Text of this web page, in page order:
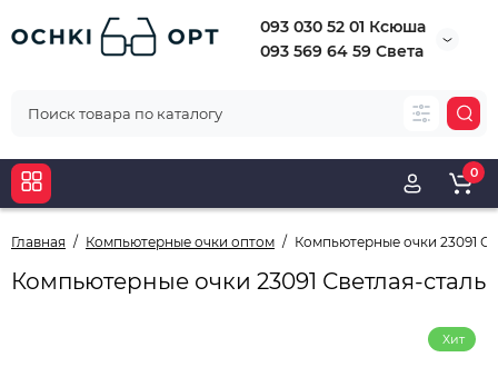
093 030 52 01 Ксюша
093 569 64 59 Света
0
Главная Компьютерные очки оптом Компьютерные очки 23091
Компьютерные очки 23091 Светлая-сталь
Хит